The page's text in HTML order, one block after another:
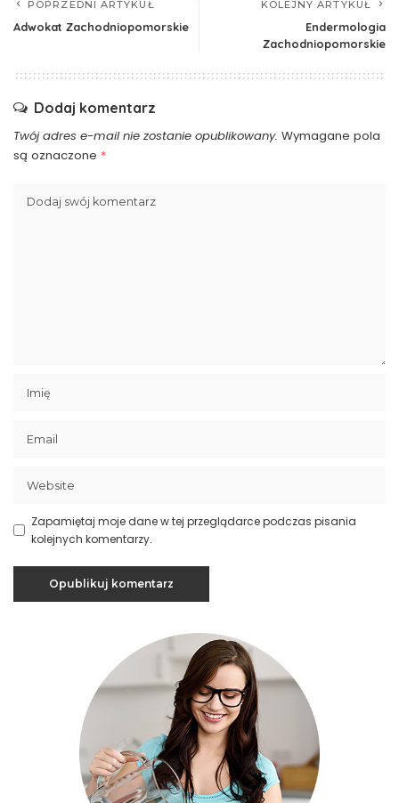
POPRZEDNI ARTYKUŁ
Adwokat Zachodniopomorskie
KOLEJNY ARTYKUŁ
Endermologia
Zachodniopomorskie
Dodaj komentarz
Twój adres e-mail nie zostanie opublikowany. Wymagane pola
są oznaczone *
Zapamiętaj moje dane w tej przeglądarce podczas pisania
kolejnych komentarzy.